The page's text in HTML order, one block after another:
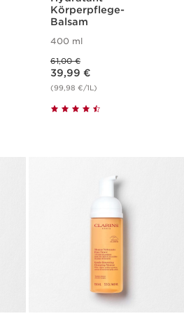
Körperpflege-
Balsam
400 ml
61,00 €
Aktueller Preis 39,99 €
39,99 €
(99,98 €/1L)